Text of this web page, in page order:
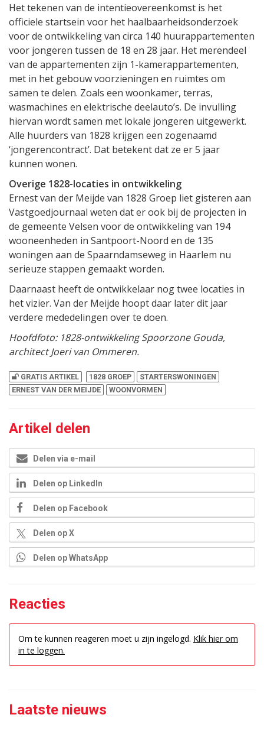
Het tekenen van de intentieovereenkomst is het
officiele startsein voor het haalbaarheidsonderzoek
voor de ontwikkeling van circa 140 huurappartementen
voor jongeren tussen de 18 en 28 jaar. Het merendeel
van de appartementen zijn 1-kamerappartementen,
met in het gebouw voorzieningen en ruimtes om
samen te delen. Zoals een woonkamer, terras,
wasmachines en elektrische deelauto’s. De invulling
hiervan wordt samen met lokale jongeren uitgewerkt.
Alle huurders van 1828 krijgen een zogenaamd
‘jongerencontract’. Dat betekent dat ze er 5 jaar
kunnen wonen.
Overige 1828-locaties in ontwikkeling
Ernest van der Meijde van 1828 Groep liet gisteren aan
Vastgoedjournaal weten dat er ook bij de projecten in
de gemeente Velsen voor de ontwikkeling van 194
wooneenheden in Santpoort-Noord en de 135
woningen aan de Spaarndamseweg in Haarlem nu
serieuze stappen gemaakt worden.
Daarnaast heeft de ontwikkelaar nog twee locaties in
het vizier. Van der Meijde hoopt daar later dit jaar
verdere mededelingen over te doen.
Hoofdfoto: 1828-ontwikkeling Spoorzone Gouda,
architect Joeri van Ommeren.
GRATIS ARTIKEL 1828 GROEP
STARTERSWONINGEN
ERNEST VAN DER MEIJDE
WOONVORMEN
Artikel delen
Delen via e-mail
Delen op LinkedIn
Delen op Facebook
Delen op X
Delen op WhatsApp
Reacties
Om te kunnen reageren moet u zijn ingelogd. Klik hier om
in te loggen.
Laatste nieuws